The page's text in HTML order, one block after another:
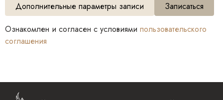
Дополнительные параметры записи
Записаться
Ознакомлен и согласен с условиями пользовательского
соглашения